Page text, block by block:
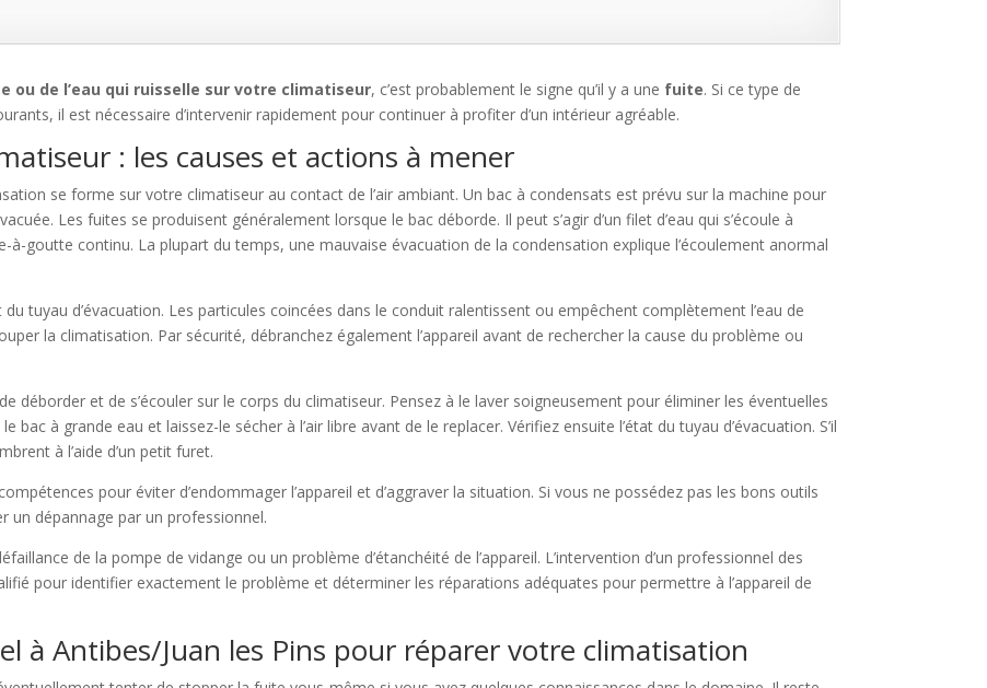
de l’eau qui ruisselle sur votre climatiseur, c’est probablement le signe qu’il y a une fuite. Si ce type de
il est nécessaire d’intervenir rapidement pour continuer à profiter d’un intérieur agréable.
: les causes et actions à mener
se forme sur votre climatiseur au contact de l’air ambiant. Un bac à condensats est prévu sur la machine pour
Les fuites se produisent généralement lorsque le bac déborde. Il peut s’agir d’un filet d’eau qui s’écoule à
à-goutte continu. La plupart du temps, une mauvaise évacuation de la condensation explique l’écoulement anormal
tuyau d’évacuation. Les particules coincées dans le conduit ralentissent ou empêchent complètement l’eau de
la climatisation. Par sécurité, débranchez également l’appareil avant de rechercher la cause du problème ou
déborder et de s’écouler sur le corps du climatiseur. Pensez à le laver soigneusement pour éliminer les éventuelles
à grande eau et laissez-le sécher à l’air libre avant de le replacer. Vérifiez ensuite l’état du tuyau d’évacuation. S’il
à l’aide d’un petit furet.
pour éviter d’endommager l’appareil et d’aggraver la situation. Si vous ne possédez pas les bons outils
un dépannage par un professionnel.
de la pompe de vidange ou un problème d’étanchéité de l’appareil. L’intervention d’un professionnel des
pour identifier exactement le problème et déterminer les réparations adéquates pour permettre à l’appareil de
à Antibes/Juan les Pins pour réparer votre climatisation